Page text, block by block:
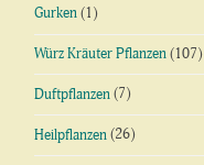
Gurken (1)
Würz Kräuter Pflanzen (107)
Duftpflanzen (7)
Heilpflanzen (26)